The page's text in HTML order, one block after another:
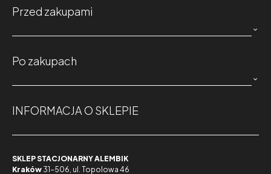
Przed zakupami

Po zakupach

INFORMACJA O SKLEPIE
SKLEP STACJONARNY ALEMBIK
Kraków 31-506, ul. Topolowa 46